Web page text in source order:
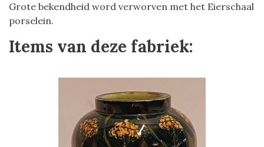
Grote bekendheid word verworven met het Eierschaal
porselein.
Items van deze fabriek: